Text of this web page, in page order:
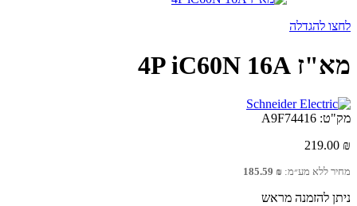
לחצו להגדלה
מא"ז 4P iC60N 16A
מק"ט: A9F74416
219.00 ₪
מחיר ללא מע״מ: 185.59 ₪
ניתן להזמנה מראש